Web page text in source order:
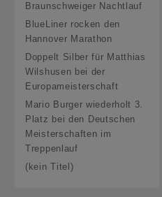
Braunschweiger Nachtlauf
BlueLiner rocken den
Hannover Marathon
Doppelt Silber für Matthias
Wilshusen bei der
Europameisterschaft
Mario Burger wiederholt 3.
Platz bei den Deutschen
Meisterschaften im
Treppenlauf
(kein Titel)